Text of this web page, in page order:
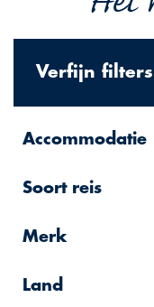
Verfijn
Accommodatie
Soort reis
Merk
Land